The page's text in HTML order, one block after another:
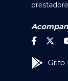
Grifo